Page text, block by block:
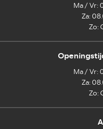
Ma / Vr:
Za:
Zo:
Ma / Vr:
Za:
Zo: